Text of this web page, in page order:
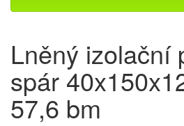
Lněný izolační
spár
57,6 bm